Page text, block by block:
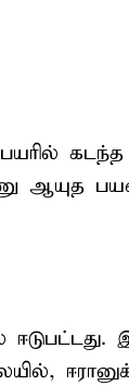
கடந்த
ஆயுத